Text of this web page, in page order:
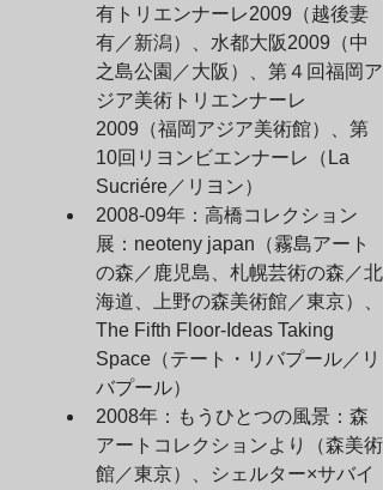
有トリエンナーレ2009（越後妻
有／新潟）、水都大阪2009（中
之島公園／大阪）、第４回福岡ア
ジア美術トリエンナーレ
2009（福岡アジア美術館）、第
10回リヨンビエンナーレ（La
Sucriére／リヨン）
2008-09年：高橋コレクション
展：neoteny japan（霧島アート
の森／鹿児島、札幌芸術の森／北
海道、上野の森美術館／東京）、
The Fifth Floor-Ideas Taking
Space（テート・リバプール／リ
バプール）
2008年：もうひとつの風景：森
アートコレクションより（森美術
館／東京）、シェルター×サバイ